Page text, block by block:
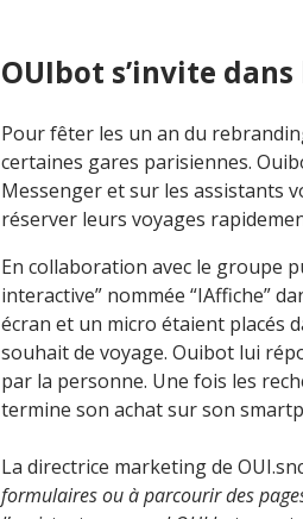
OUIbot s’invite
Pour fêter les un an du
certaines gares parisiennes.
Messenger et sur les assistants
réserver leurs voyages
En collaboration avec le groupe
interactive” nommée “IAffiche”
écran et un micro étaient placés
souhait de voyage. Ouibot lui
par la personne. Une fois les
termine son achat sur son
La directrice marketing de
formulaires ou à parcourir des